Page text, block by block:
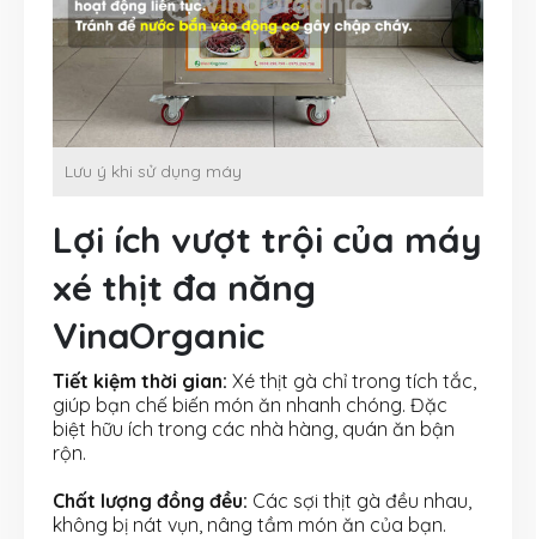
Lưu ý khi sử dụng máy
Lợi ích vượt trội của máy
xé thịt đa năng
VinaOrganic
Tiết kiệm thời gian: Xé thịt gà chỉ trong tích tắc,
giúp bạn chế biến món ăn nhanh chóng. Đặc
biệt hữu ích trong các nhà hàng, quán ăn bận
rộn.
Chất lượng đồng đều: Các sợi thịt gà đều nhau,
không bị nát vụn, nâng tầm món ăn của bạn.